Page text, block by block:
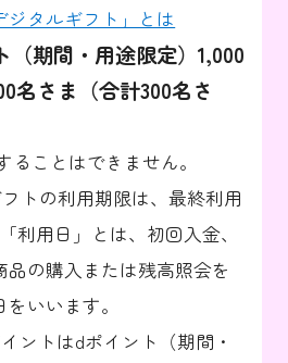
ジタルギフト」とは
（期間・用途限定）1,000
名さま（合計300名さ
ことはできません。
トの利用期限は、最終利用
利用日」とは、初回入金、
の購入または残高照会を
いいます。
ントはdポイント（期間・